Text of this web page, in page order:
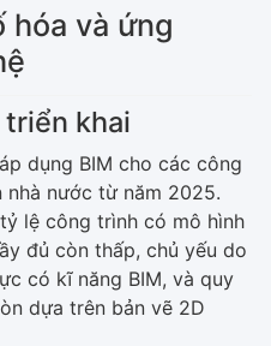
hóa và ứng
triển khai
dụng BIM cho các công
nước từ năm 2025.
lệ công trình có mô hình
đủ còn thấp, chủ yếu do
có kĩ năng BIM, và quy
dựa trên bản vẽ 2D